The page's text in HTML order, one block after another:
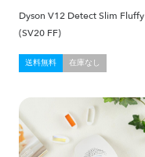
Dyson V12 Detect Slim Fluffy
(SV20 FF)
送料無料 在庫なし